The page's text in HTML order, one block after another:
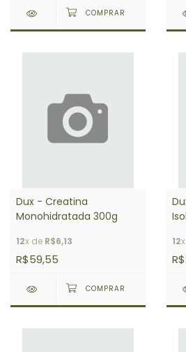
Dux - Creatina
Monohidratada 300g
12x de R$6,13
R$59,55
12